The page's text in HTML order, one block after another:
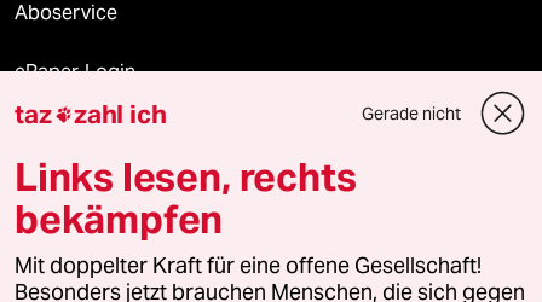
Aboservice
ePaper Login
Downloads für Abonnierende
© 2026 taz Verlags und Vertriebs GmbH
Alle Rechte vorbehalten. Bei rechtlichen Fragen oder für Genehmigungen
wenden Sie sich bitte an
lizenzen@taz.de
taz zahl ich Gerade nicht
Links lesen, rechts
bekämpfen
Mit doppelter Kraft für eine offene Gesellschaft!
Besonders jetzt brauchen Menschen, die sich gegen